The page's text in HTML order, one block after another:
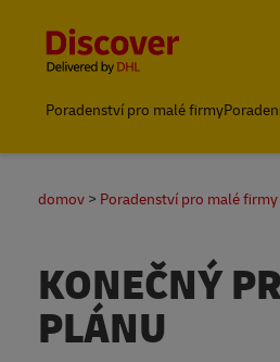
Poradenství pro malé firmy
domov Poradenství pro malé firmy
KONEČNÝ
PLÁNU